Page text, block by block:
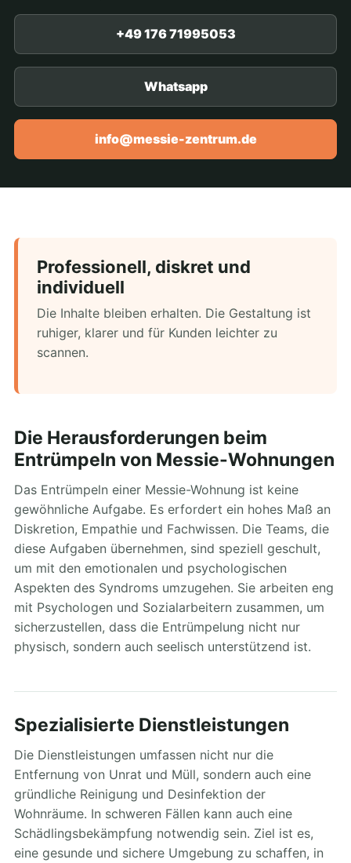
+49 176 71995053
Whatsapp
info@messie-zentrum.de
Professionell, diskret und
individuell
Die Inhalte bleiben erhalten. Die Gestaltung ist
ruhiger, klarer und für Kunden leichter zu
scannen.
Die Herausforderungen beim
Entrümpeln von Messie-Wohnungen
Das Entrümpeln einer Messie-Wohnung ist keine
gewöhnliche Aufgabe. Es erfordert ein hohes Maß an
Diskretion, Empathie und Fachwissen. Die Teams, die
diese Aufgaben übernehmen, sind speziell geschult,
um mit den emotionalen und psychologischen
Aspekten des Syndroms umzugehen. Sie arbeiten eng
mit Psychologen und Sozialarbeitern zusammen, um
sicherzustellen, dass die Entrümpelung nicht nur
physisch, sondern auch seelisch unterstützend ist.
Spezialisierte Dienstleistungen
Die Dienstleistungen umfassen nicht nur die
Entfernung von Unrat und Müll, sondern auch eine
gründliche Reinigung und Desinfektion der
Wohnräume. In schweren Fällen kann auch eine
Schädlingsbekämpfung notwendig sein. Ziel ist es,
eine gesunde und sichere Umgebung zu schaffen, in